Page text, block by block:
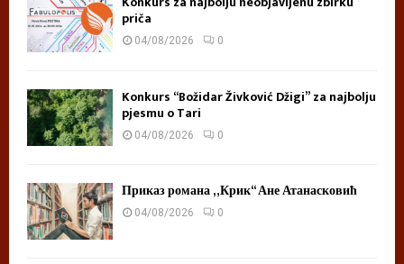
priča
04/08/2026 0
Konkurs “Božidar Živković Džigi” za najbolju
pjesmu o Tari
04/08/2026 0
Приказ романа „Крик“ Ане Атанасковић
04/08/2026 0